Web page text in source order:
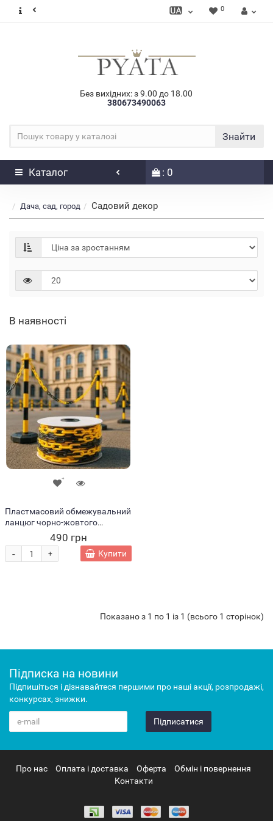
0
Без вихідних: з 9.00 до 18.00
380673490063
Знайти
Каталог : 0
Дача, сад, город Садовий декор
В наявності
Пластмасовий обмежувальний
ланцюг чорно-жовтого
кольору 6 мм, 25 м 1784 (JS)
490 грн
+
- Купити
Показано з 1 по 1 із 1 (всього 1 сторінок)
Підписка на новини
Підпишіться і дізнавайтеся першими про наші акції, розпродажі,
конкурсах, знижки.
Підписатися
Про нас Оплата і доставка Оферта
Обмін і повернення
Контакти